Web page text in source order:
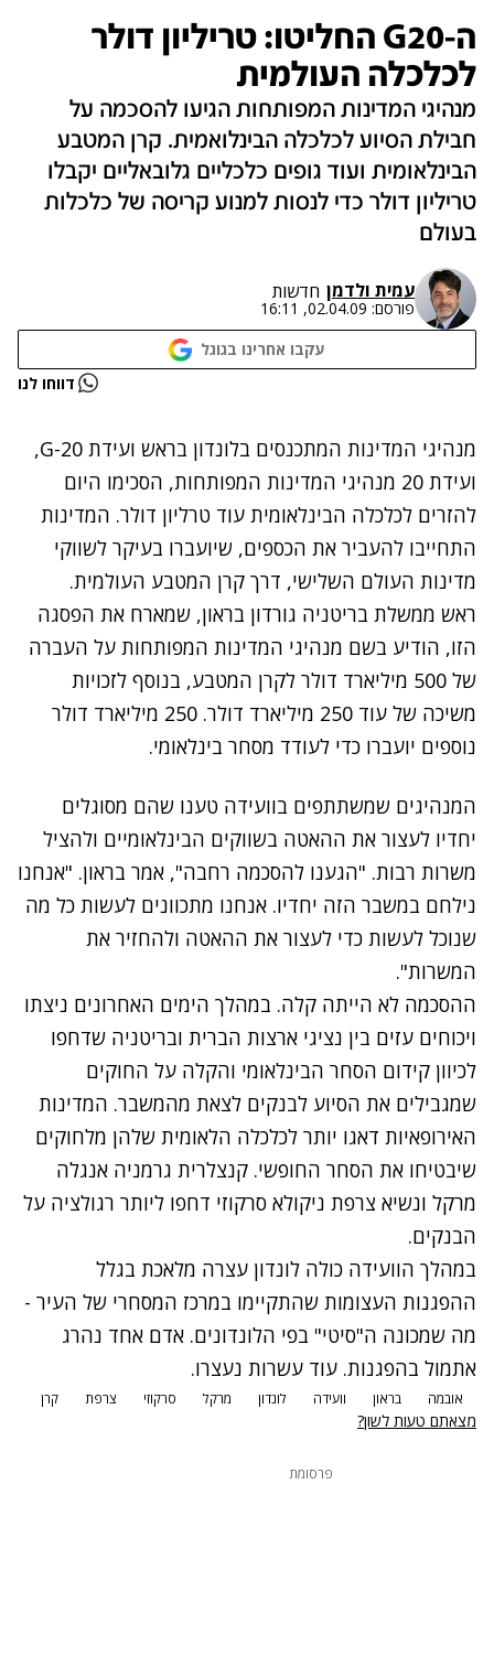
ה-G20 החליטו: טריליון דולר
לכלכלה העולמית
מנהיגי המדינות המפותחות הגיעו להסכמה על
חבילת הסיוע לכלכלה הבינלואמית. קרן המטבע
הבינלאומית ועוד גופים כלכליים גלובאליים יקבלו
טריליון דולר כדי לנסות למנוע קריסה של כלכלות
בעולם
עמית ולדמן חדשות
פורסם: 02.04.09, 16:11
עקבו אחרינו בגוגל
נתקלנו בבעיה דווחו לנו
מנהיגי המדינות המתכנסים בלונדון בראש ועידת G-20,
ועידת 20 מנהיגי המדינות המפותחות, הסכימו היום
להזרים לכלכלה הבינלאומית עוד טרליון דולר. המדינות
התחייבו להעביר את הכספים, שיועברו בעיקר לשווקי
מדינות העולם השלישי, דרך קרן המטבע העולמית.
ראש ממשלת בריטניה גורדון בראון, שמארח את הפסגה
הזו, הודיע בשם מנהיגי המדינות המפותחות על העברה
של 500 מיליארד דולר לקרן המטבע, בנוסף לזכויות
משיכה של עוד 250 מיליארד דולר. 250 מיליארד דולר
נוספים יועברו כדי לעודד מסחר בינלאומי.
המנהיגים שמשתתפים בוועידה טענו שהם מסוגלים
יחדיו לעצור את ההאטה בשווקים הבינלאומיים ולהציל
משרות רבות. "הגענו להסכמה רחבה", אמר בראון. "אנחנו
נילחם במשבר הזה יחדיו. אנחנו מתכוונים לעשות כל מה
שנוכל לעשות כדי לעצור את ההאטה ולהחזיר את
המשרות".
ההסכמה לא הייתה קלה. במהלך הימים האחרונים ניצתו
ויכוחים עזים בין נציגי ארצות הברית ובריטניה שדחפו
לכיוון קידום הסחר הבינלאומי והקלה על החוקים
שמגבילים את הסיוע לבנקים לצאת מהמשבר. המדינות
האירופאיות דאגו יותר לכלכלה הלאומית שלהן מלחוקים
שיבטיחו את הסחר החופשי. קנצלרית גרמניה אנגלה
מרקל ונשיא צרפת ניקולא סרקוזי דחפו ליותר רגולציה על
הבנקים.
במהלך הוועידה כולה לונדון עצרה מלאכת בגלל
ההפגנות העצומות שהתקיימו במרכז המסחרי של העיר -
מה שמכונה ה"סיטי" בפי הלונדונים. אדם אחד נהרג
אתמול בהפגנות. עוד עשרות נעצרו.
אובמה בראון וועידה לונדון מרקל סרקוזי צרפת קרן
מצאתם טעות לשון?
פרסומת